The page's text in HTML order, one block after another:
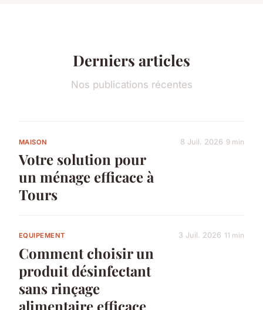
Derniers articles
Nos publications récentes
MAISON
Votre solution pour
un ménage efficace à
Tours
8 Juil. 2026 9 min
EQUIPEMENT
Comment choisir un
produit désinfectant
sans rinçage
alimentaire efficace
3 Juil. 2026 11 min